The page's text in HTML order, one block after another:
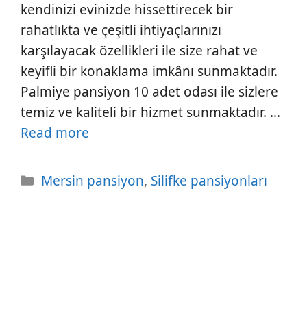
kendinizi evinizde hissettirecek bir
rahatlıkta ve çeşitli ihtiyaçlarınızı
karşılayacak özellikleri ile size rahat ve
keyifli bir konaklama imkânı sunmaktadır.
Palmiye pansiyon 10 adet odası ile sizlere
temiz ve kaliteli bir hizmet sunmaktadır. …
Read more
Kategoriler
Mersin pansiyon, Silifke pansiyonları